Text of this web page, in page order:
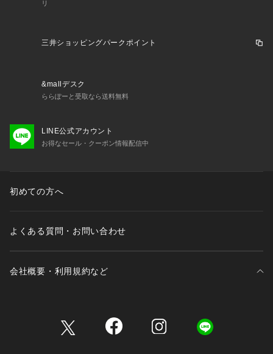
リ
三井ショッピングパークポイント
&mallデスク
ららぽーと受取なら送料無料
LINE公式アカウント
お得なセール・クーポン情報配信中
初めての方へ
よくある質問・お問い合わせ
会社概要・利用規約など